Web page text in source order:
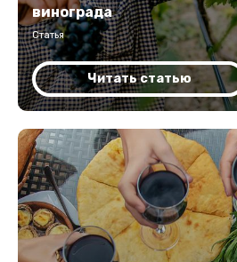
винограда
Статья
Читать статью